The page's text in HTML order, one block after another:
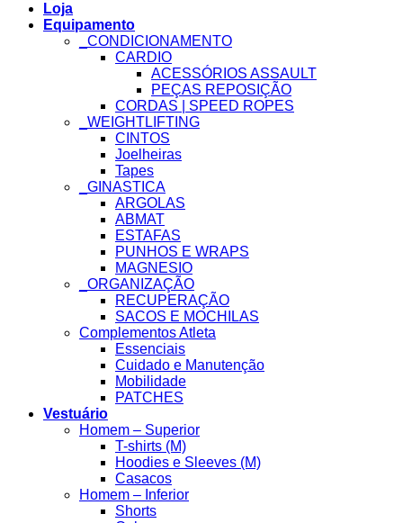
Loja
Equipamento
_CONDICIONAMENTO
CARDIO
ACESSÓRIOS ASSAULT
PEÇAS REPOSIÇÃO
CORDAS | SPEED ROPES
_WEIGHTLIFTING
CINTOS
Joelheiras
Tapes
_GINASTICA
ARGOLAS
ABMAT
ESTAFAS
PUNHOS E WRAPS
MAGNESIO
_ORGANIZAÇÃO
RECUPERAÇÃO
SACOS E MOCHILAS
Complementos Atleta
Essenciais
Cuidado e Manutenção
Mobilidade
PATCHES
Vestuário
Homem – Superior
T-shirts (M)
Hoodies e Sleeves (M)
Casacos
Homem – Inferior
Shorts